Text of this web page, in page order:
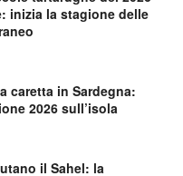
inizia la stagione delle
caretta in Sardegna:
2026 sull’isola
il Sahel: la